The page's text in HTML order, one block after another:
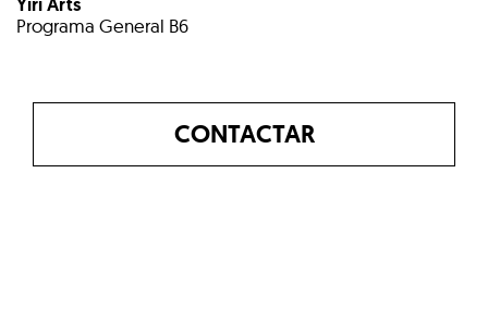
Programa General B6
CONTACTAR